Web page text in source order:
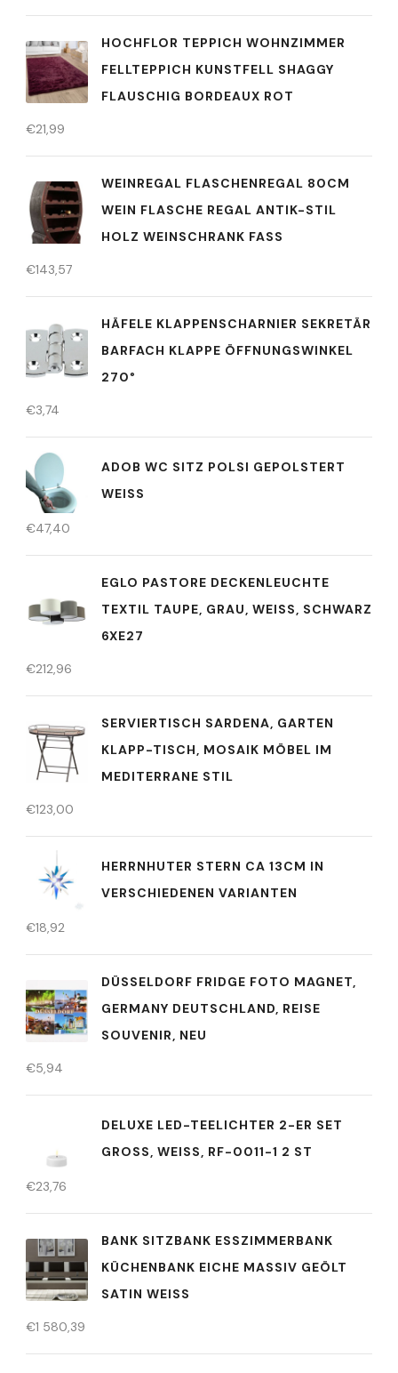
HOCHFLOR TEPPICH WOHNZIMMER
FELLTEPPICH KUNSTFELL SHAGGY
FLAUSCHIG BORDEAUX ROT
€21,99
WEINREGAL FLASCHENREGAL 80CM
WEIN FLASCHE REGAL ANTIK-STIL
HOLZ WEINSCHRANK FASS
€143,57
HÄFELE KLAPPENSCHARNIER SEKRETÄR
BARFACH KLAPPE ÖFFNUNGSWINKEL
270°
€3,74
ADOB WC SITZ POLSI GEPOLSTERT
WEISS
€47,40
EGLO PASTORE DECKENLEUCHTE
TEXTIL TAUPE, GRAU, WEISS, SCHWARZ
6XE27
€212,96
SERVIERTISCH SARDENA, GARTEN
KLAPP-TISCH, MOSAIK MÖBEL IM
MEDITERRANE STIL
€123,00
HERRNHUTER STERN CA 13CM IN
VERSCHIEDENEN VARIANTEN
€18,92
DÜSSELDORF FRIDGE FOTO MAGNET,
GERMANY DEUTSCHLAND, REISE
SOUVENIR, NEU
€5,94
DELUXE LED-TEELICHTER 2-ER SET
GROSS, WEISS, RF-0011-1 2 ST
€23,76
BANK SITZBANK ESSZIMMERBANK
KÜCHENBANK EICHE MASSIV GEÖLT
SATIN WEISS
€1 580,39